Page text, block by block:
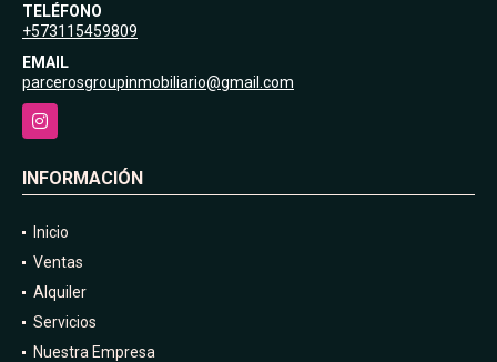
TELÉFONO
+573115459809
EMAIL
parcerosgroupinmobiliario@gmail.com
Instagram
INFORMACIÓN
Inicio
Ventas
Alquiler
Servicios
Nuestra Empresa